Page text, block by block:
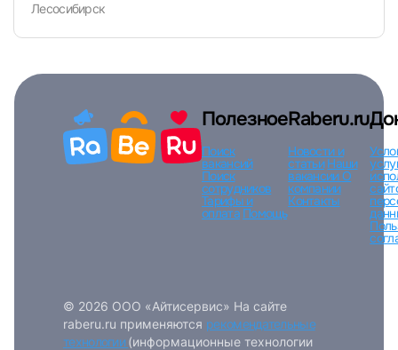
Лесосибирск
Полезное
Поиск
вакансий
Поиск
сотрудников
Тарифы и
оплата Помощь
Raberu.ru
Новости и
статьи Наши
вакансииО
компании
Контакты
© 2026 ООО «Айтисервис» На сайте
raberu.ru применяются рекомендательные
технологии (информационные технологии